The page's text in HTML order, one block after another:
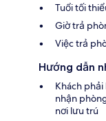
Tuổi tối
Giờ trả
Việc trả
Hướng dẫn
Khách
nhận
nơi lưu trú